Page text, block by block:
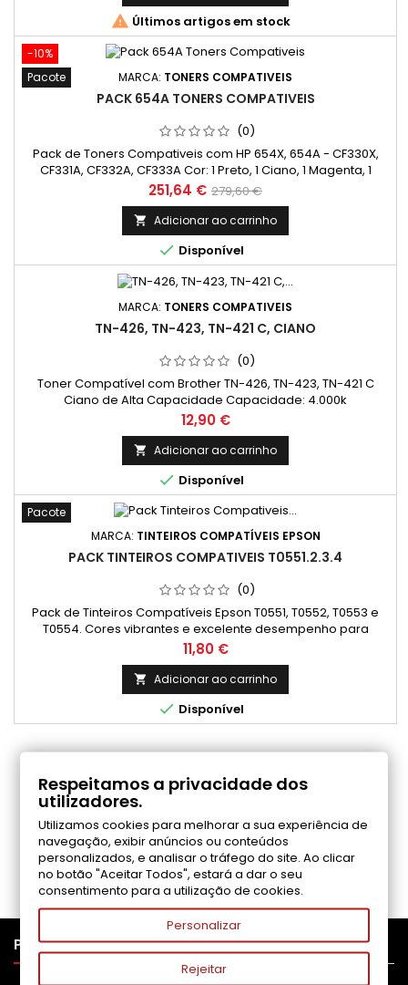
 Últimos artigos em stock
-10%
Pacote
MARCA: TONERS COMPATIVEIS
PACK 654A TONERS COMPATIVEIS
(0)
Pack de Toners Compativeis com HP 654X, 654A - CF330X,
CF331A, CF332A, CF333A Cor: 1 Preto, 1 Ciano, 1 Magenta, 1
Amarelo Rendimento Médio: Preto 20500 Páginas* Cada Cor:
15000 Páginas*
Preço
251,64 € Preço
normal
279,60 €
 Adicionar ao carrinho
 Disponível
MARCA: TONERS COMPATIVEIS
TN-426, TN-423, TN-421 C, CIANO
(0)
Toner Compatível com Brother TN-426, TN-423, TN-421 C
Ciano de Alta Capacidade Capacidade: 4.000k
Preço
12,90 €
 Adicionar ao carrinho
 Disponível
Pacote
MARCA: TINTEIROS COMPATÍVEIS EPSON
PACK TINTEIROS COMPATIVEIS T0551.2.3.4
(0)
Pack de Tinteiros Compatíveis Epson T0551, T0552, T0553 e
T0554. Cores vibrantes e excelente desempenho para
impressoras Epson Stylus.
Preço
11,80 €
 Adicionar ao carrinho
 Disponível
COMENTÁRIOS (0)
Seja o primeiro a fazer uma avaliação
PRODUTOS 
Respeitamos a privacidade dos
utilizadores.
Utilizamos cookies para melhorar a sua experiência de
navegação, exibir anúncios ou conteúdos
personalizados, e analisar o tráfego do site. Ao clicar
no botão "Aceitar Todos", estará a dar o seu
consentimento para a utilização de cookies.
Personalizar
Rejeitar